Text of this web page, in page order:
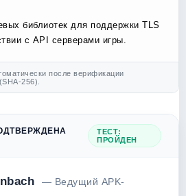
библиотек для поддержки TLS
с API серверами игры.
после верификации
256).
ТЕСТ:
ПРОЙДЕН
— Ведущий APK-